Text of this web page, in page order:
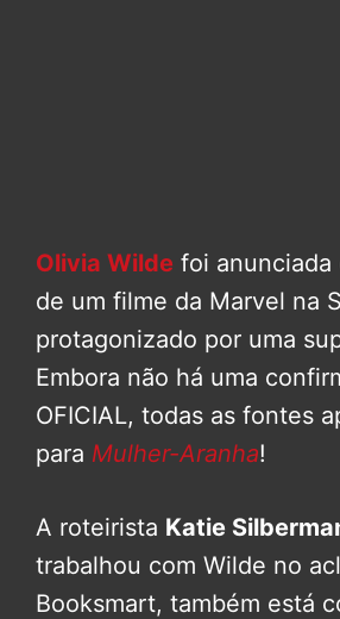
Olivia Wilde foi anunciada
de um filme da Marvel na
protagonizado por uma
Embora não há uma
OFICIAL, todas as fontes
para Mulher-Aranha!
A roteirista Katie
trabalhou com Wilde no
Booksmart, também está